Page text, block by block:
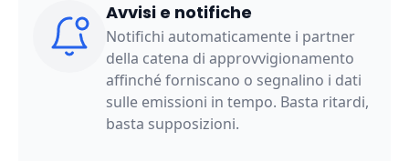
Avvisi e notifiche
Notifichi automaticamente i partner
della catena di approvvigionamento
affinché forniscano o segnalino i dati
sulle emissioni in tempo. Basta ritardi,
basta supposizioni.